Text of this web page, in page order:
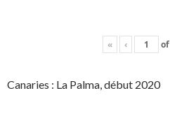
« ‹ of
Canaries : La Palma, début 2020